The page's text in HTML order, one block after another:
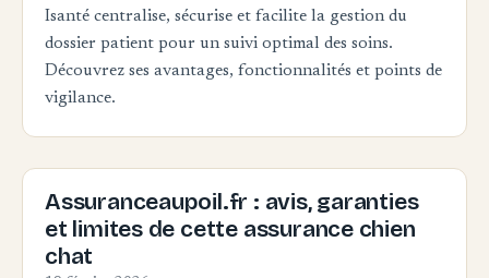
Isanté centralise, sécurise et facilite la gestion du
dossier patient pour un suivi optimal des soins.
Découvrez ses avantages, fonctionnalités et points de
vigilance.
Assuranceaupoil.fr : avis, garanties
et limites de cette assurance chien
chat